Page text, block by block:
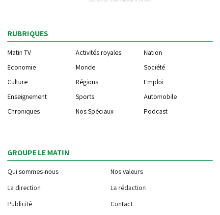
RUBRIQUES
Matin TV Activités royales
Nation
Economie
Monde
Société
Culture
Régions
Emploi
Enseignement
Sports
Automobile
Chroniques
Nos Spéciaux Podcast
GROUPE LE MATIN
Qui sommes-nous
Nos valeurs
La direction
La rédaction
Publicité
Contact